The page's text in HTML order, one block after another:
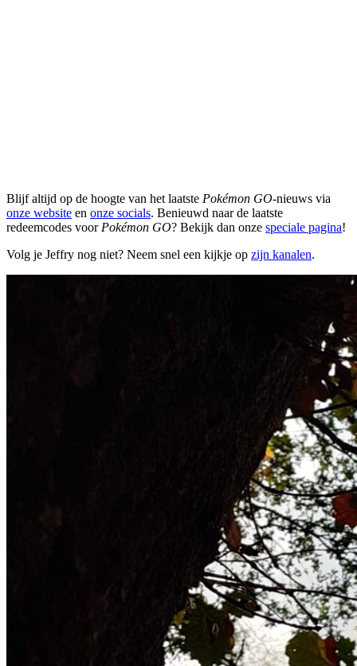
Blijf altijd op de hoogte van het laatste Pokémon GO-nieuws via
onze website en onze socials. Benieuwd naar de laatste
redeemcodes voor Pokémon GO? Bekijk dan onze speciale pagina!
Volg je Jeffry nog niet? Neem snel een kijkje op zijn kanalen.